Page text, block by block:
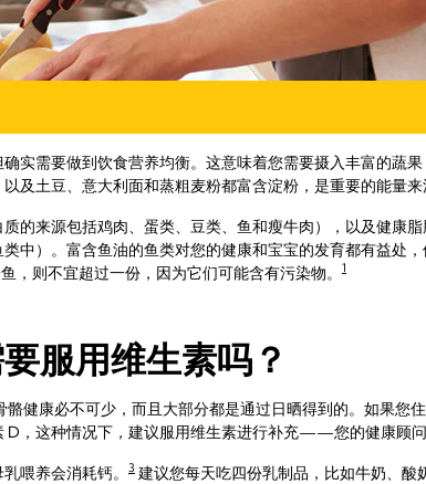
实需要做到饮食营养均衡。这意味着您需要摄入丰富的蔬
及土豆、意大利面和蒸粗麦粉都富含淀粉，是重要的能量来
的来源包括鸡肉、蛋类、豆类、鱼和瘦牛肉），以及健康
中）。富含鱼油的鱼类对您的健康和宝宝的发育都有益处
，则不宜超过一份，因为它们可能含有污染物。
1
服用维生素吗？
健康必不可少，而且大部分都是通过日晒得到的。如果您
D，这种情况下，建议服用维生素进行补充——您的健康顾问
喂养会消耗钙。 3 建议您每天吃四份乳制品，比如牛奶、酸